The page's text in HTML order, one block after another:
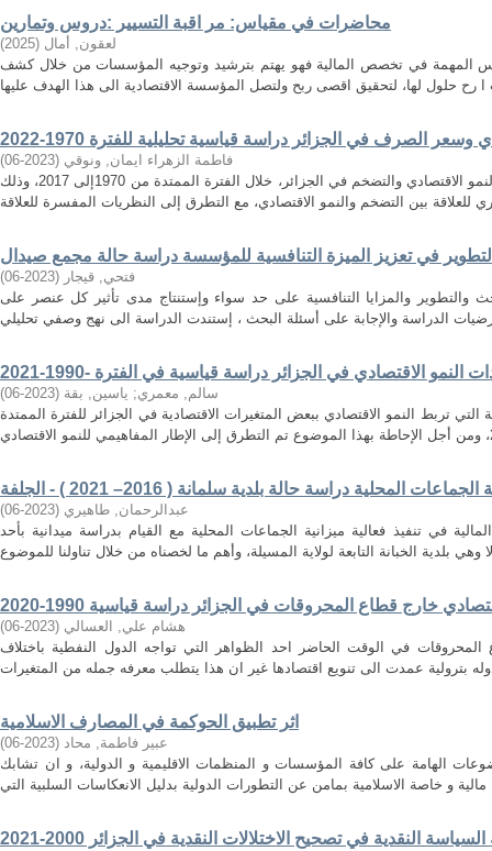
محاضرات في مقياس: مر اقبة التسيير :دروس وتمارين
لعقون, أمال (
2025
)
المهمة في تخصص المالية فهو يهتم بترشيد وتوجيه المؤسسات من خلال كشف
الصرف في الجزائر دراسة قياسية تحليلية للفترة 1970-2022
فاطمة الزهراء ايمان, ونوقي (
2023-06
)
تهدف هذه الدراسة الى إيجاد العلاقة بين النمو الاقتصادي والتضخم في الجزائر، خلال الفترة الممتدة من 1970إلى 2017، وذلك
في تعزيز الميزة التنافسية للمؤسسة دراسة حالة مجمع صيدال
فتحي, قيجار (
2023-06
)
والتطوير والمزايا التنافسية على حد سواء وإستنتاج مدى تأثير كل عنصر على
سالم, معمري; ياسين, بقة (
2023-06
)
تربط النمو الاقتصادي ببعض المتغيرات الاقتصادية في الجزائر للفترة الممتدة
المحلية دراسة حالة بلدية سلمانة ( 2016– 2021 ) - الجلفة
عبدالرحمان, طاهيري (
2023-06
)
في تنفيذ فعالية ميزانية الجماعات المحلية مع القيام بدراسة ميدانية بأحد
خارج قطاع المحروقات في الجزائر دراسة قياسية 1990-2020
هشام علي, العسالي (
2023-06
)
المحروقات في الوقت الحاضر احد الظواهر التي تواجه الدول النفطية باختلاف
اثر تطبيق الحوكمة في المصارف الاسلامية
عبير فاطمة, محاد (
2023-06
)
الهامة على كافة المؤسسات و المنظمات الاقليمية و الدولية، و ان تشابك
النقدية في تصحيح الاختلالات النقدية في الجزائر 2000-2021